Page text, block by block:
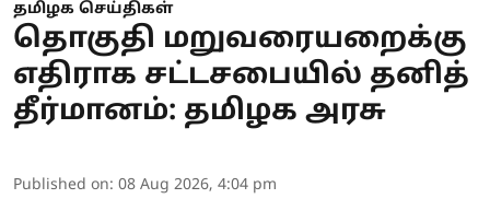
தமிழக செய்திகள்
தொகுதி மறுவரையறைக்கு
எதிராக சட்டசபையில் தனித்
தீர்மானம்: தமிழக அரசு
Published on: 08 Aug 2026, 4:04 pm